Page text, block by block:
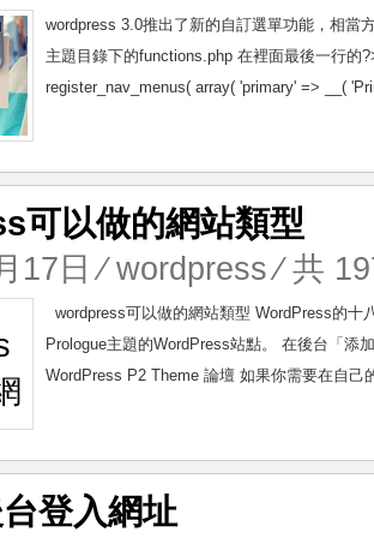
wordpress 3.0推出了新的自訂選單功能，相當
主題目錄下的functions.php 在裡面最後一行的
register_nav_menus( array( 'primary' => __(
可以做的網站類型
17日 ⁄wordpress⁄ 共
wordpress可以做的網站類型 WordPress的
Prologue主題的WordPress站點。 在後台「添
WordPress P2 Theme 論壇 如果你需要在自己
登入網址